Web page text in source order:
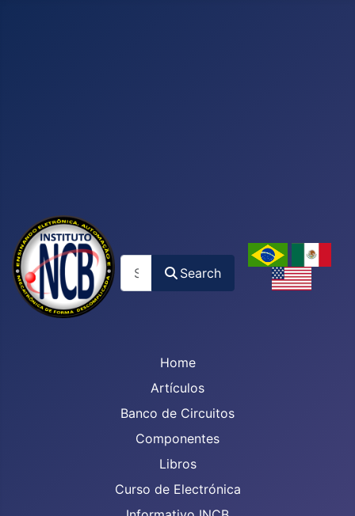
Search
Home
Artículos
Banco de Circuitos
Componentes
Libros
Curso de Electrónica